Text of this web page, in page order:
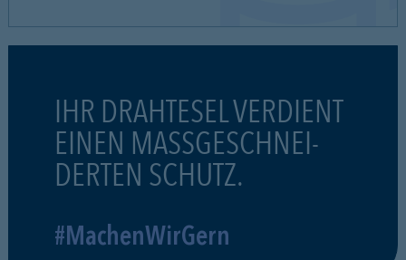
IHR DRAHTESEL VERDIENT
EINEN MASSGESCHNEI-
DERTEN SCHUTZ.
#MachenWirGern